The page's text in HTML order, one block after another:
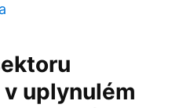
uplynulém